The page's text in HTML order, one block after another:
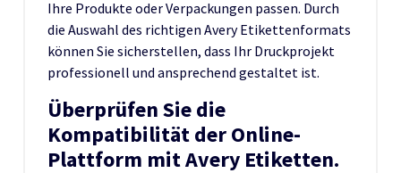
Ihre Produkte oder Verpackungen passen. Durch
die Auswahl des richtigen Avery Etikettenformats
können Sie sicherstellen, dass Ihr Druckprojekt
professionell und ansprechend gestaltet ist.
Überprüfen Sie die
Kompatibilität der Online-
Plattform mit Avery Etiketten.